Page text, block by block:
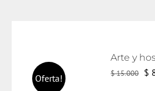
Oferta! $15.000 El
$